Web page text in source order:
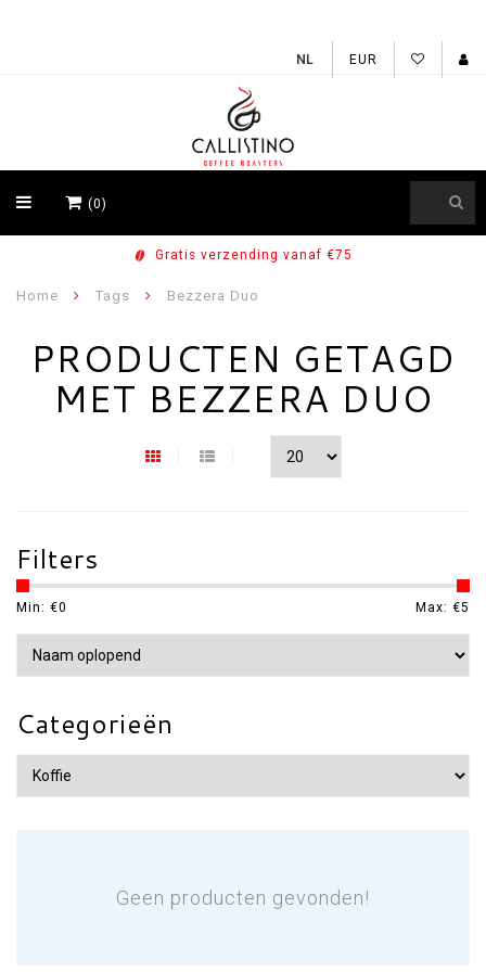
EUR
(0)
Gratis verzending vanaf €75
Home Tags Bezzera Duo
PRODUCTEN GETAGD
MET BEZZERA DUO
Filters
Min: €0 Max: €5
Categorieën
Geen producten gevonden!